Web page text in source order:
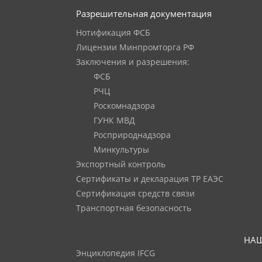
Разрешительная документация
Нотификация ФСБ
Лицензии Минпромторга РФ
Заключения и разрешения:
ФСБ
РЧЦ
Роскомнадзора
ГУНК МВД
Росприроднадзора
Минкультуры
Экспортный контроль
Сертификаты и декларация ТР ЕАЭС
Сертификация средств связи
Транспортная безопасность
Энциклопедия IFCG